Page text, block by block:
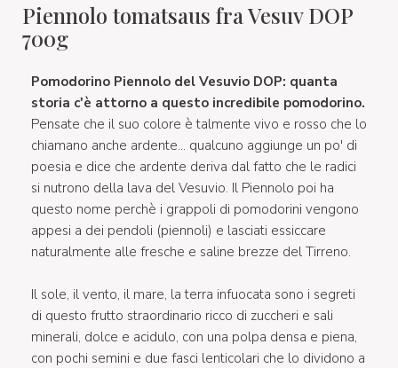
Piennolo tomatsaus fra Vesuv DOP
700g
Pomodorino Piennolo del Vesuvio DOP: quanta
storia c'è attorno a questo incredibile pomodorino.
Pensate che il suo colore è talmente vivo e rosso che lo
chiamano anche ardente... qualcuno aggiunge un po' di
poesia e dice che ardente deriva dal fatto che le radici
si nutrono della lava del Vesuvio. Il Piennolo poi ha
questo nome perchè i grappoli di pomodorini vengono
appesi a dei pendoli (piennoli) e lasciati essiccare
naturalmente alle fresche e saline brezze del Tirreno.
Il sole, il vento, il mare, la terra infuocata sono i segreti
di questo frutto straordinario ricco di zuccheri e sali
minerali, dolce e acidulo, con una polpa densa e piena,
con pochi semini e due fasci lenticolari che lo dividono a